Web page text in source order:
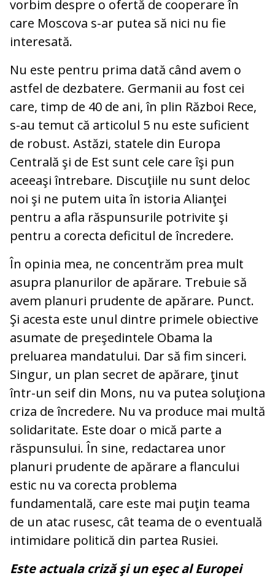
vorbim despre o ofertă de cooperare în
care Moscova s-ar putea să nici nu fie
interesată.
Nu este pentru prima dată când avem o
astfel de dezbatere. Germanii au fost cei
care, timp de 40 de ani, în plin Război Rece,
s-au temut că articolul 5 nu este suficient
de robust. Astăzi, statele din Europa
Centrală şi de Est sunt cele care îşi pun
aceeaşi întrebare. Discuţiile nu sunt deloc
noi şi ne putem uita în istoria Alianţei
pentru a afla răspunsurile potrivite şi
pentru a corecta deficitul de încredere.
În opinia mea, ne concentrăm prea mult
asupra planurilor de apărare. Trebuie să
avem planuri prudente de apărare. Punct.
Şi acesta este unul dintre primele obiective
asumate de preşedintele Obama la
preluarea mandatului. Dar să fim sinceri.
Singur, un plan secret de apărare, ţinut
într-un seif din Mons, nu va putea soluţiona
criza de încredere. Nu va produce mai multă
solidaritate. Este doar o mică parte a
răspunsului. În sine, redactarea unor
planuri prudente de apărare a flancului
estic nu va corecta problema
fundamentală, care este mai puţin teama
de un atac rusesc, cât teama de o eventuală
intimidare politică din partea Rusiei.
Este actuala criză şi un eşec al Europei